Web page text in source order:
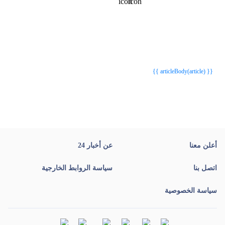
{{ articleBody(article) }}
أعلن معنا عن أخبار 24
اتصل بنا سياسة الروابط الخارجية
سياسة الخصوصية